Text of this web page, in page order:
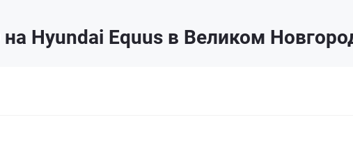
Hyundai Equus в Великом